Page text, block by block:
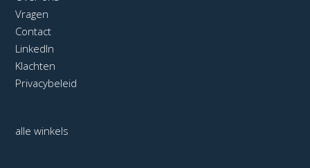
Vragen
Contact
LinkedIn
Klachten
Privacybeleid
alle winkels